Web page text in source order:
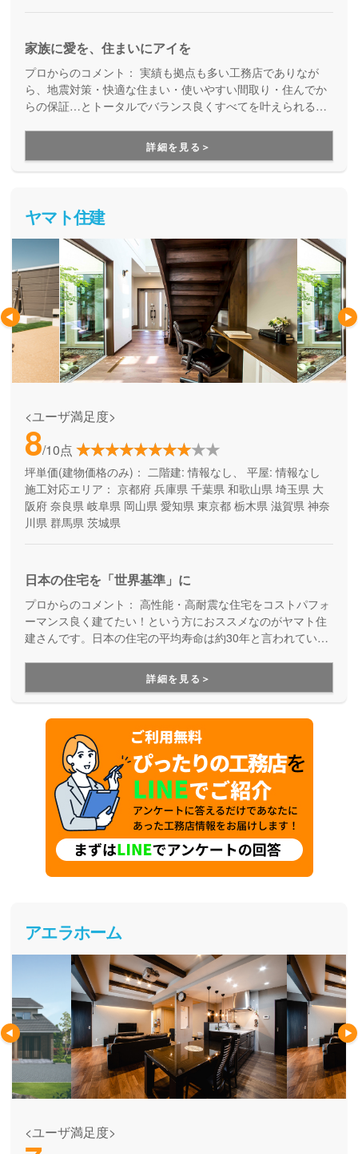
家族に愛を、住まいにアイを
プロからのコメント： 実績も拠点も多い工務店でありなが
ら、地震対策・快適な住まい・使いやすい間取り・住んでか
らの保証…とトータルでバランス良くすべてを叶えられる家
用できる間取り提案も得意なので、末長く安心して暮らせる
住まいをお求めの方、安心できるプロにまるっとお任せした
い方にもお勧めしています。
詳細を見る＞
ヤマト住建
<ユーザ満足度>
8/10点
坪単価(建物価格のみ)： 二階建: 情報なし、 平屋: 情報なし
施工対応エリア： 京都府 兵庫県 千葉県 和歌山県 埼玉県 大
阪府 奈良県 岐阜県 岡山県 愛知県 東京都 栃木県 滋賀県 神奈
川県 群馬県 茨城県
日本の住宅を「世界基準」に
プロからのコメント： 高性能・高耐震な住宅をコストパフォ
ーマンス良く建てたい！という方におススメなのがヤマト住
建さんです。日本の住宅の平均寿命は約30年と言われていま
詳細を見る＞
アエラホーム
<ユーザ満足度>